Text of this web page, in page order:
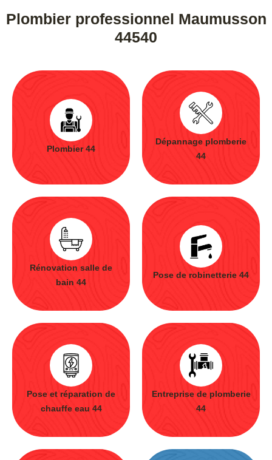
Plombier professionnel Maumusson
44540
Plombier 44
Dépannage plomberie
44
Rénovation salle de
bain 44
Pose de robinetterie 44
Pose et réparation de
chauffe eau 44
Entreprise de plomberie
44